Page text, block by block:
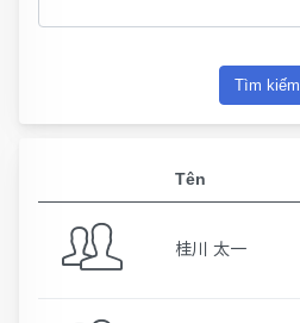
Tìm kiếm
Tên
桂川 太一